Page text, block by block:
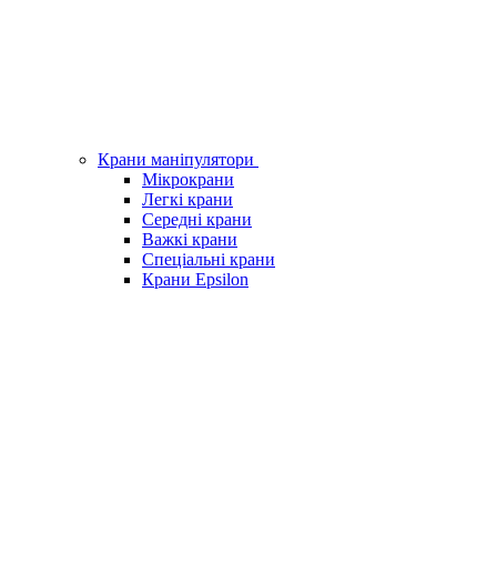
Крани маніпулятори
Мікрокрани
Легкі крани
Середні крани
Важкі крани
Спеціальні крани
Крани Epsilon